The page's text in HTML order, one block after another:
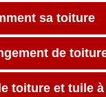
sa toiture
de
toiture et tuile